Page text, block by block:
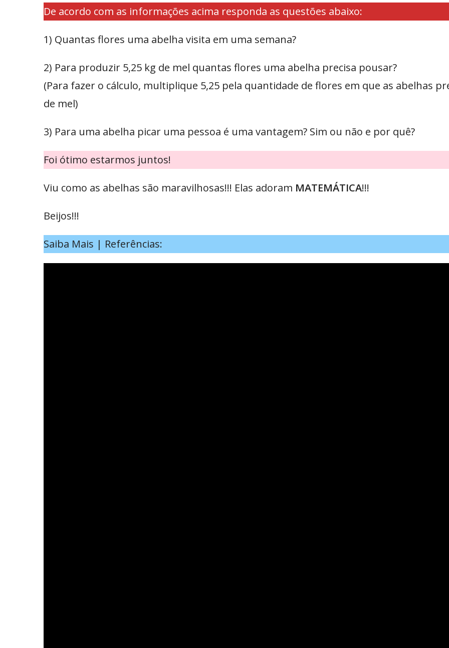
De acordo com as informações acima responda as questões abaixo:
1) Quantas flores uma abelha visita em uma semana?
2) Para produzir 5,25 kg de mel quantas flores uma abelha precisa pousar?
(Para fazer o cálculo, multiplique 5,25 pela quantidade de flores em que as abelhas
de mel)
3) Para uma abelha picar uma pessoa é uma vantagem? Sim ou não e por quê?
Foi ótimo estarmos juntos!
Viu como as abelhas são maravilhosas!!! Elas adoram MATEMÁTICA!!!
Beijos!!!
Saiba Mais | Referências: